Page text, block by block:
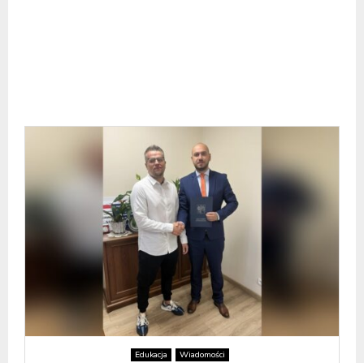
Edukacja Wiadomości